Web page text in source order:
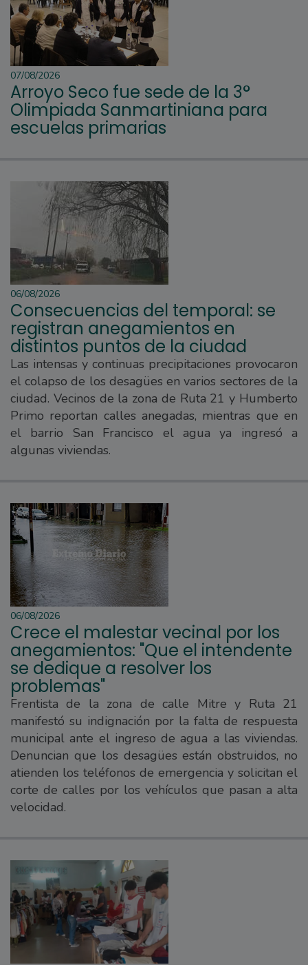
07/08/2026
Arroyo Seco fue sede de la 3°
Olimpiada Sanmartiniana para
escuelas primarias
06/08/2026
Consecuencias del temporal: se
registran anegamientos en
distintos puntos de la ciudad
Las intensas y continuas precipitaciones provocaron
el colapso de los desagües en varios sectores de la
ciudad. Vecinos de la zona de Ruta 21 y Humberto
Primo reportan calles anegadas, mientras que en
el barrio San Francisco el agua ya ingresó a
algunas viviendas.
06/08/2026
Crece el malestar vecinal por los
anegamientos: "Que el intendente
se dedique a resolver los
problemas"
Frentista de la zona de calle Mitre y Ruta 21
manifestó su indignación por la falta de respuesta
municipal ante el ingreso de agua a las viviendas.
Denuncian que los desagües están obstruidos, no
atienden los teléfonos de emergencia y solicitan el
corte de calles por los vehículos que pasan a alta
velocidad.